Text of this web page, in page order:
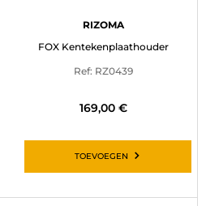
RIZOMA
FOX Kentekenplaathouder
Ref: RZ0439
169,00 €
TOEVOEGEN